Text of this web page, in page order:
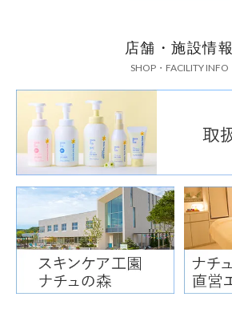
店舗・施設情報
SHOP・FACILITY INFO